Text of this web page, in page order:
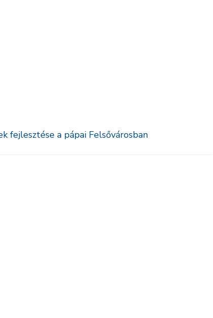
fejlesztése a pápai Felsővárosban